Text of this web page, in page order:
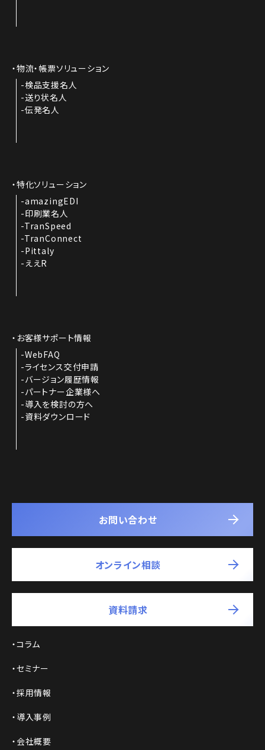
物流・帳票ソリューション
検品支援名人
送り状名人
伝発名人
特化ソリューション
amazingEDI
印刷業名人
TranSpeed
TranConnect
Pittaly
ええR
お客様サポート情報
WebFAQ
ライセンス交付申請
バージョン履歴情報
パートナー企業様へ
導入を検討の方へ
資料ダウンロード
お問い合わせ
オンライン相談
資料請求
コラム
セミナー
採用情報
導入事例
会社概要